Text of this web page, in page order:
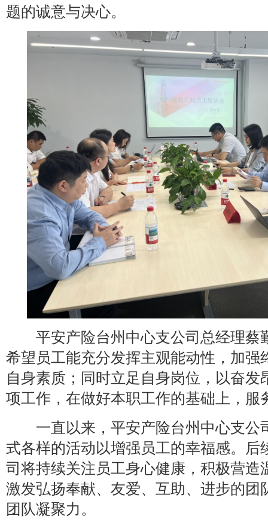
题的诚意与决心。
平安产险台州中心支公司总经理蔡
希望员工能充分发挥主观能动性，加强
自身素质；同时立足自身岗位，以奋发
项工作，在做好本职工作的基础上，服
一直以来，平安产险台州中心支公
式各样的活动以增强员工的幸福感。后
司将持续关注员工身心健康，积极营造
激发弘扬奉献、友爱、互助、进步的团
团队凝聚力。